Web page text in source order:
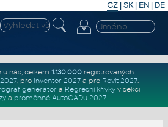
CZ | SK| EN | DE
u nás, celkem 1.130.000registrovaných
, pro Inventor 2027a pro Revit 2027.
generátor a Regresní křivkyv sekci
a proměnné AutoCADu 2027.